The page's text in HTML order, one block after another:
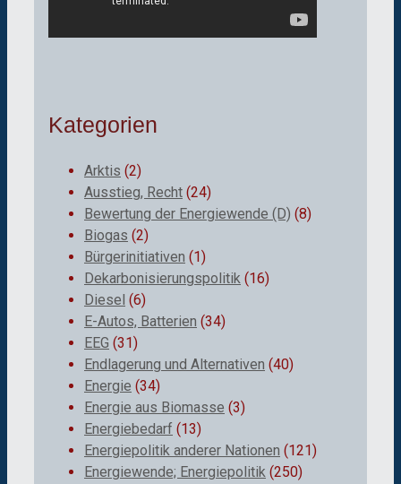
Kategorien
Arktis (2)
Ausstieg, Recht (24)
Bewertung der Energiewende (D) (8)
Biogas (2)
Bürgerinitiativen (1)
Dekarbonisierungspolitik (16)
Diesel (6)
E-Autos, Batterien (34)
EEG (31)
Endlagerung und Alternativen (40)
Energie (34)
Energie aus Biomasse (3)
Energiebedarf (13)
Energiepolitik anderer Nationen (121)
Energiewende; Energiepolitik (250)